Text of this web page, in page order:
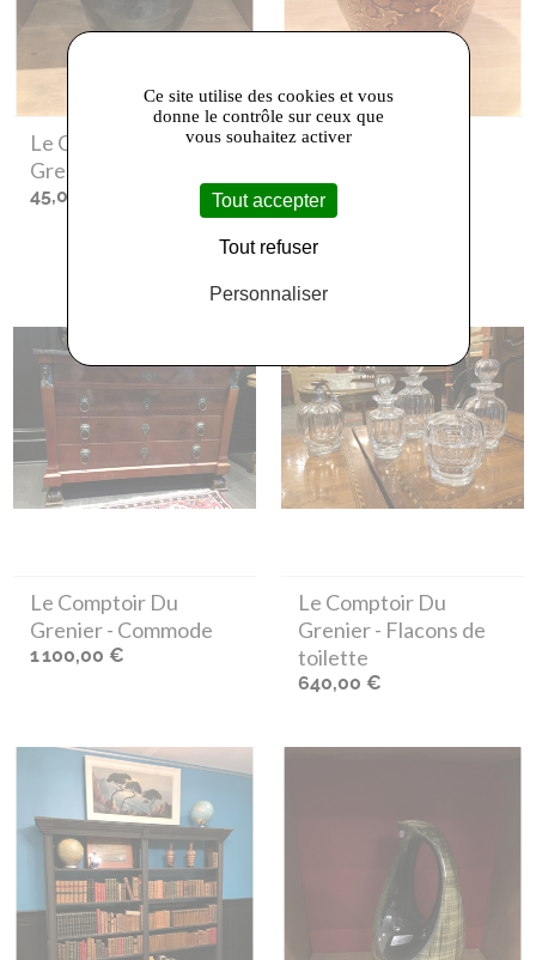
Le Comptoir Du
Grenier
45,00 €
Le Comptoir Du
120,00 €
Le Comptoir Du
Grenier- Commode
1 100,00 €
Le Comptoir Du
Grenier- Flacons de
toilette
640,00 €
Ce site utilise des cookies et vous
donne le contrôle sur ceux que
vous souhaitez activer
Tout accepter
Tout refuser
Personnaliser